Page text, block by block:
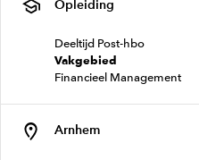
Opleiding
Deeltijd Post-hbo
Vakgebied
Financieel Management
Arnhem